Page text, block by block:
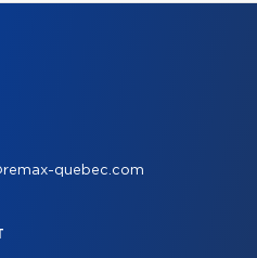
quebec.com